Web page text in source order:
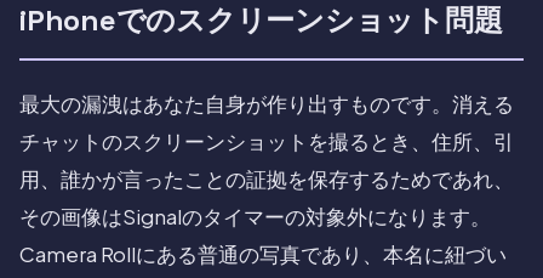
iPhoneでのスクリーンショット問題
最大の漏洩はあなた自身が作り出すものです。消える
チャットのスクリーンショットを撮るとき、住所、引
用、誰かが言ったことの証拠を保存するためであれ、
その画像はSignalのタイマーの対象外になります。
Camera Rollにある普通の写真であり、本名に紐づい